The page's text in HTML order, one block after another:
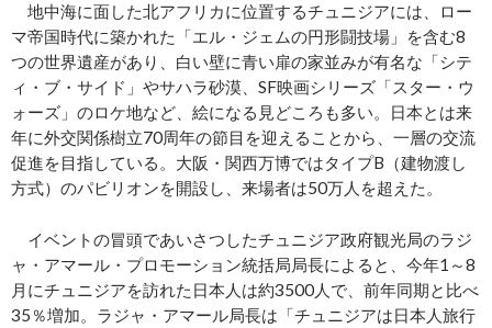
地中海に面した北アフリカに位置するチュニジアには、ロー
マ帝国時代に築かれた「エル・ジェムの円形闘技場」を含む8
つの世界遺産があり、白い壁に青い扉の家並みが有名な「シテ
ィ・ブ・サイド」やサハラ砂漠、SF映画シリーズ「スター・ウ
ォーズ」のロケ地など、絵になる見どころも多い。日本とは来
年に外交関係樹立70周年の節目を迎えることから、一層の交流
促進を目指している。大阪・関西万博ではタイプB（建物渡し
方式）のパビリオンを開設し、来場者は50万人を超えた。
イベントの冒頭であいさつしたチュニジア政府観光局のラジ
ャ・アマール・プロモーション統括局局長によると、今年1～8
月にチュニジアを訪れた日本人は約3500人で、前年同期と比べ
35％増加。ラジャ・アマール局長は「チュニジアは日本人旅行